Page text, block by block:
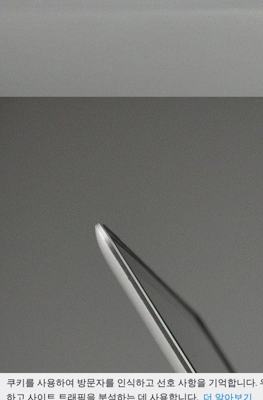
쿠키를 사용하여 방문자를 인식하고 선호 사항을 기억합니다.
하고 사이트 트래픽을 분석하는 데 사용합니다. 더 알아보기